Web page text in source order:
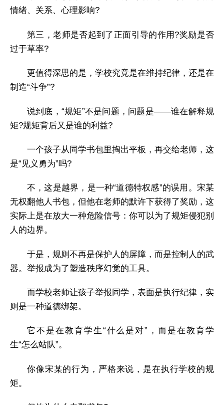
情绪、关系、心理影响?
第三，老师是否起到了正面引导的作用?奖励是否
过于草率?
更值得深思的是，学校究竟是在维持纪律，还是在
制造“斗争”?
说到底，“规矩”不是问题，问题是——谁在解释规
矩?规矩背后又是谁的利益?
一个孩子从同学书包里掏出平板，再交给老师，这
是“见义勇为”吗?
不，这是越界，是一种“道德特权感”的误用。宋某
无权翻他人书包，但他在老师的默许下获得了奖励，这
实际上是在放大一种危险信号：你可以为了规矩侵犯别
人的边界。
于是，规则不再是保护人的屏障，而是控制人的武
器。举报成为了塑造秩序幻觉的工具。
而学校老师让孩子举报同学，表面是执行纪律，实
则是一种道德绑架。
它不是在教育学生“什么是对”，而是在教育学
生“怎么站队”。
你像宋某的行为，严格来说，是在执行学校的规
矩。